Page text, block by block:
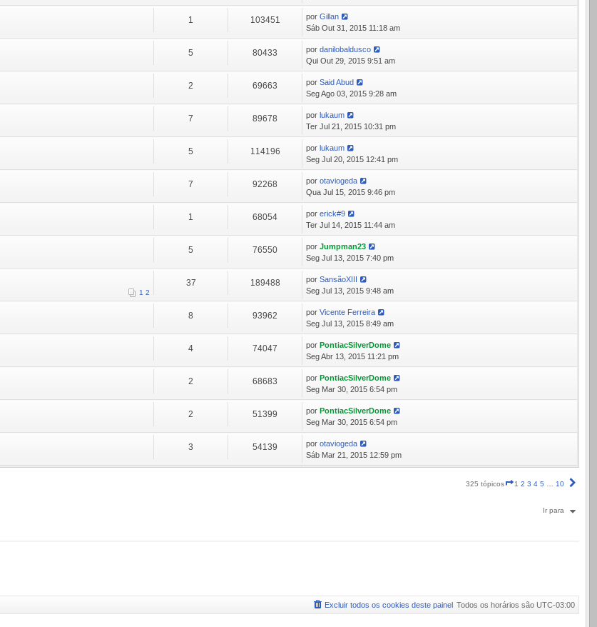
1 103451 porGillan
Sáb Out 31, 2015 11:18 am
5 80433 pordanilobaldusco
Qui Out 29, 2015 9:51 am
2 69663 porSaid Abud
Seg Ago 03, 2015 9:28 am
7 89678 porlukaum
Ter Jul 21, 2015 10:31 pm
5 114196 porlukaum
Seg Jul 20, 2015 12:41 pm
7 92268 porotaviogeda
Qua Jul 15, 2015 9:46 pm
1 68054 porerick#9
Ter Jul 14, 2015 11:44 am
5 76550 porJumpman23
Seg Jul 13, 2015 7:40 pm
1 2
37 189488 porSansãoXIII
Seg Jul 13, 2015 9:48 am
8 93962 porVicente Ferreira
Seg Jul 13, 2015 8:49 am
4 74047 porPontiacSilverDome
Seg Abr 13, 2015 11:21 pm
2 68683 porPontiacSilverDome
Seg Mar 30, 2015 6:54 pm
2 51399 porPontiacSilverDome
Seg Mar 30, 2015 6:54 pm
3 54139 porotaviogeda
Sáb Mar 21, 2015 12:59 pm
325 tópicos
Página
1 2 3 4 5 10
Ir para
Todos os horários são UTC-03:00
Excluir todos os cookies deste painel